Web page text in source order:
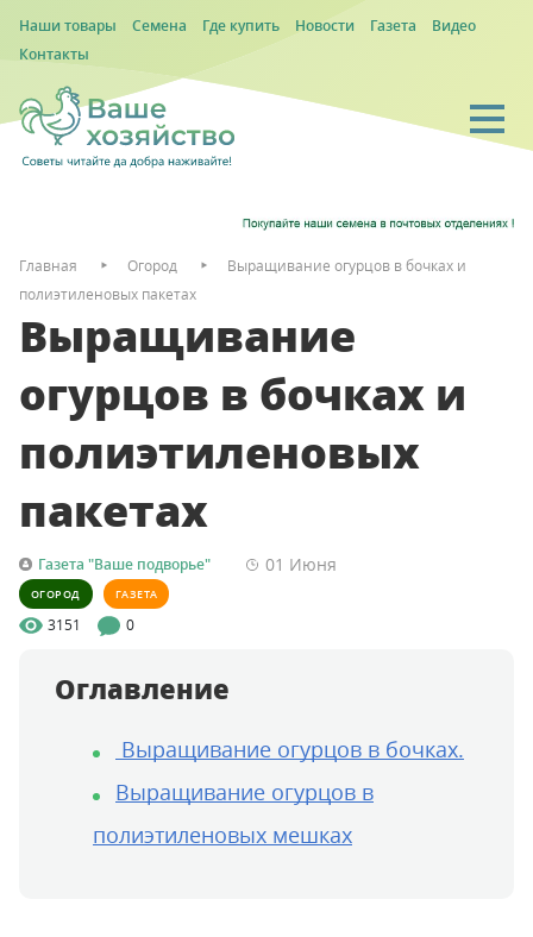
Наши товары Семена Где купить Новости Газета
Видео
Контакты
Главная Огород
Выращивание огурцов в бочках и
полиэтиленовых пакетах
Выращивание
огурцов в бочках и
полиэтиленовых
пакетах
Газета "Ваше подворье" 01 Июня
ОГОРОД ГАЗЕТА
3151 0
Оглавление
Выращивание огурцов в бочках.
Выращивание огурцов в
полиэтиленовых мешках